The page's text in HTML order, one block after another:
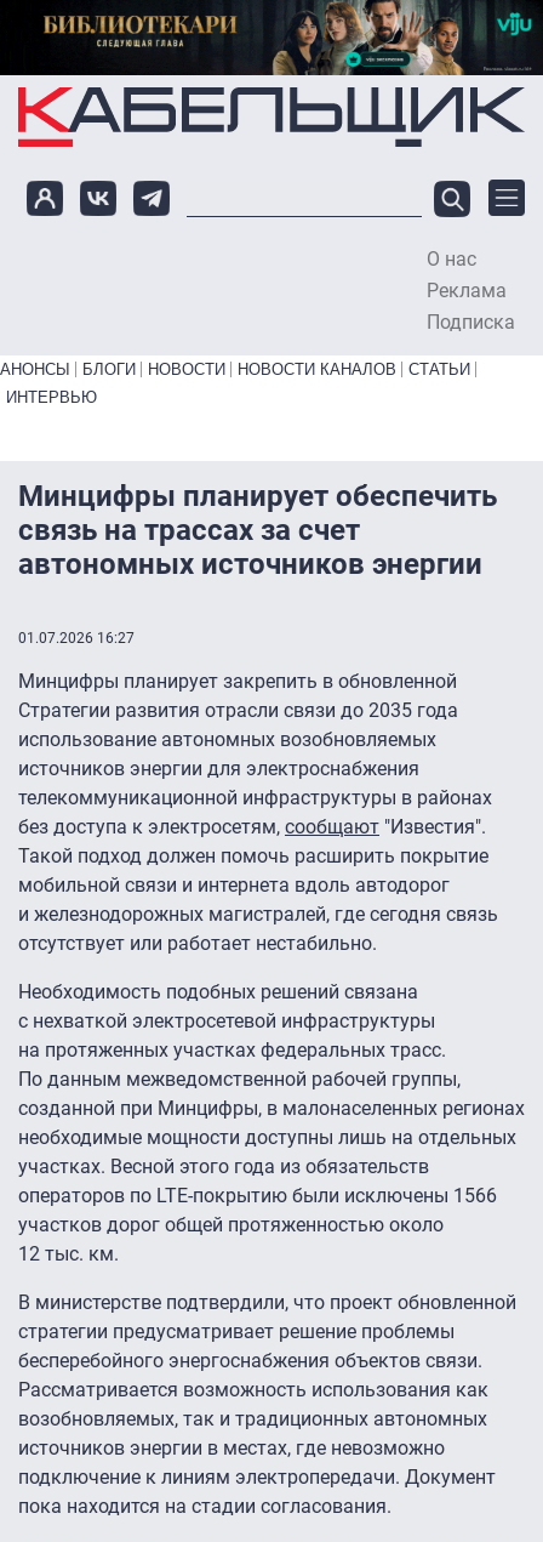
Перейти к основному содержанию
О нас
Реклама
Подписка
Primary links bottom
АНОНСЫ БЛОГИ НОВОСТИ НОВОСТИ КАНАЛОВ
СТАТЬИ
ИНТЕРВЬЮ
Минцифры планирует обеспечить
связь на трассах за счет
автономных источников энергии
01.07.2026 16:27
Минцифры планирует закрепить в обновленной
Стратегии развития отрасли связи до 2035 года
использование автономных возобновляемых
источников энергии для электроснабжения
телекоммуникационной инфраструктуры в районах
без доступа к электросетям, сообщают "Известия".
Такой подход должен помочь расширить покрытие
мобильной связи и интернета вдоль автодорог
и железнодорожных магистралей, где сегодня связь
отсутствует или работает нестабильно.
Необходимость подобных решений связана
с нехваткой электросетевой инфраструктуры
на протяженных участках федеральных трасс.
По данным межведомственной рабочей группы,
созданной при Минцифры, в малонаселенных регионах
необходимые мощности доступны лишь на отдельных
участках. Весной этого года из обязательств
операторов по LTE-покрытию были исключены 1566
участков дорог общей протяженностью около
12 тыс. км.
В министерстве подтвердили, что проект обновленной
стратегии предусматривает решение проблемы
бесперебойного энергоснабжения объектов связи.
Рассматривается возможность использования как
возобновляемых, так и традиционных автономных
источников энергии в местах, где невозможно
подключение к линиям электропередачи. Документ
пока находится на стадии согласования.